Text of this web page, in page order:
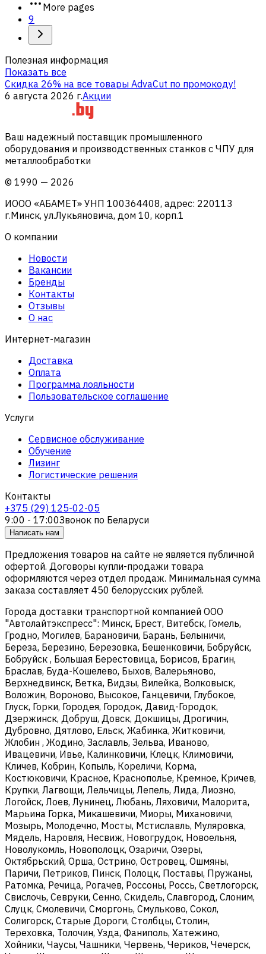
More pages
9
Полезная информация
Показать все
Скидка 26% на все товары AdvaCut по промокоду!
6 августа 2026 г.Акции
Ваш надежный поставщик промышленного
оборудования и производственных станков с ЧПУ для
металлообработки
© 1990 — 2026
ИООО «АБАМЕТ» УНП 100364408, адрес: 220113
г.Минск, ул.Лукьяновича, дом 10, корп.1
О компании
Новости
Вакансии
Бренды
Контакты
Отзывы
О нас
Интернет-магазин
Доставка
Оплата
Программа лояльности
Пользовательское соглашение
Услуги
Сервисное обслуживание
Обучение
Лизинг
Логистические решения
Контакты
+375 (29) 125-02-05
9:00 - 17:00Звонок по Беларуси
Написать нам
Предложения товаров на сайте не является публичной
офертой. Договоры купли-продажи товара
оформляются через отдел продаж. Минимальная сумма
заказа составляет 450 белорусских рублей.
Города доставки транспортной компанией ООО
"Автолайтэкспресс": Минск, Брест, Витебск, Гомель,
Гродно, Могилев, Барановичи, Барань, Белыничи,
Береза, Березино, Березовка, Бешенковичи, Бобруйск,
Бобруйск , Большая Берестовица, Борисов, Брагин,
Браслав, Буда-Кошелево, Быхов, Валерьяново,
Верхнедвинск, Ветка, Видзы, Вилейка, Волковыск,
Воложин, Вороново, Высокое, Ганцевичи, Глубокое,
Глуск, Горки, Городея, Городок, Давид-Городок,
Дзержинск, Добруш, Довск, Докшицы, Дрогичин,
Дубровно, Дятлово, Ельск, Жабинка, Житковичи,
Жлобин , Жодино, Заславль, Зельва, Иваново,
Ивацевичи, Ивье, Калинковичи, Клецк, Климовичи,
Кличев, Кобрин, Копыль, Кореличи, Корма,
Костюковичи, Красное, Краснополье, Кремное, Кричев,
Крупки, Лагвощи, Лельчицы, Лепель, Лида, Лиозно,
Логойск, Лоев, Лунинец, Любань, Ляховичи, Малорита,
Марьина Горка, Микашевичи, Миоры, Михановичи,
Мозырь, Молодечно, Мосты, Мстиславль, Муляровка,
Мядель, Наровля, Несвиж, Новогрудок, Новоельня,
Новолукомль, Новополоцк, Озаричи, Озеры,
Октябрьский, Орша, Острино, Островец, Ошмяны,
Паричи, Петриков, Пинск, Полоцк, Поставы, Пружаны,
Ратомка, Речица, Рогачев, Россоны, Россь, Светлогорск,
Свислочь, Севруки, Сенно, Скидель, Славгород, Слоним,
Слуцк, Смолевичи, Сморгонь, Смульково, Сокол,
Солигорск, Старые Дороги, Столбцы, Столин,
Тереховка, Толочин, Узда, Фаниполь, Хатежино,
Хойники, Чаусы, Чашники, Червень, Чериков, Чечерск,